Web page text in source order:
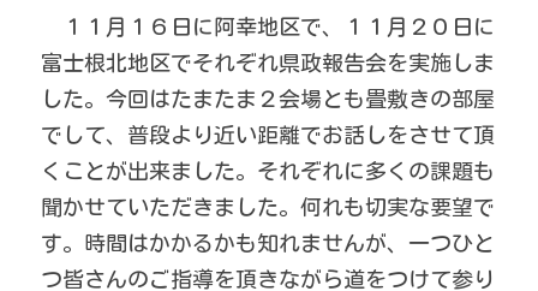
１１月１６日に阿幸地区で、１１月２０日に
富士根北地区でそれぞれ県政報告会を実施しま
した。今回はたまたま２会場とも畳敷きの部屋
でして、普段より近い距離でお話しをさせて頂
くことが出来ました。それぞれに多くの課題も
聞かせていただきました。何れも切実な要望で
す。時間はかかるかも知れませんが、一つひと
つ皆さんのご指導を頂きながら道をつけて参り